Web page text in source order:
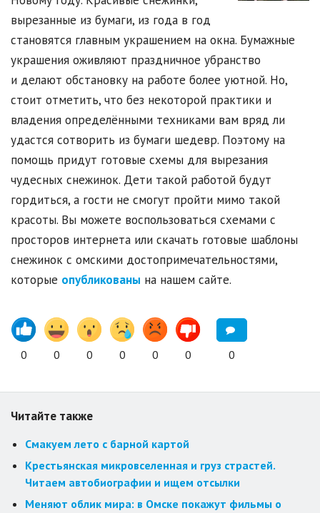
вырезанные из бумаги, из года в год
становятся главным украшением на окна. Бумажные
украшения оживляют праздничное убранство
и делают обстановку на работе более уютной. Но,
стоит отметить, что без некоторой практики и
владения определёнными техниками вам вряд ли
удастся сотворить из бумаги шедевр. Поэтому на
помощь придут готовые схемы для вырезания
чудесных снежинок. Дети такой работой будут
гордиться, а гости не смогут пройти мимо такой
красоты. Вы можете воспользоваться схемами с
просторов интернета или скачать готовые шаблоны
снежинок с омскими достопримечательностями,
которые опубликованы на нашем сайте.
0 0 0 0 0 0 0
Читайте также
Смакуем лето с барной картой
Крестьянская микровселенная и груз страстей.
Читаем автобиографии и ищем отсылки
Меняют облик мира: в Омске покажут фильмы о